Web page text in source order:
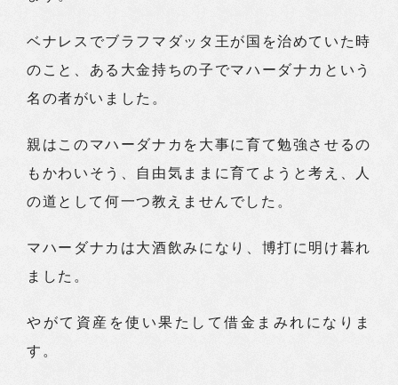
ベナレスでブラフマダッタ王が国を治めていた時
のこと、ある大金持ちの子でマハーダナカという
名の者がいました。
親はこのマハーダナカを大事に育て勉強させるの
もかわいそう、自由気ままに育てようと考え、人
の道として何一つ教えませんでした。
マハーダナカは大酒飲みになり、博打に明け暮れ
ました。
やがて資産を使い果たして借金まみれになりま
す。